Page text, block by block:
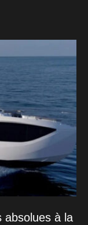
absolues à la